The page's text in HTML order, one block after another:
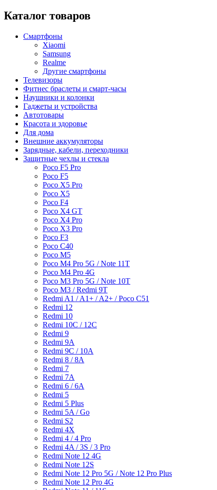
Каталог товаров
Смартфоны
Xiaomi
Samsung
Realme
Другие смартфоны
Телевизоры
Фитнес браслеты и смарт-часы
Наушники и колонки
Гаджеты и устройства
Автотовары
Красота и здоровье
Для дома
Внешние аккумуляторы
Зарядные, кабели, переходники
Защитные чехлы и стекла
Poco F5 Pro
Poco F5
Poco X5 Pro
Poco X5
Poco F4
Poco X4 GT
Poco X4 Pro
Poco X3 Pro
Poco F3
Poco C40
Poco M5
Poco M4 Pro 5G / Note 11T
Poco M4 Pro 4G
Poco M3 Pro 5G / Note 10T
Poco M3 / Redmi 9T
Redmi A1 / A1+ / A2+ / Poco C51
Redmi 12
Redmi 10
Redmi 10C / 12C
Redmi 9
Redmi 9A
Redmi 9C / 10A
Redmi 8 / 8A
Redmi 7
Redmi 7A
Redmi 6 / 6A
Redmi 5
Redmi 5 Plus
Redmi 5A / Go
Redmi S2
Redmi 4X
Redmi 4 / 4 Pro
Redmi 4A / 3S / 3 Pro
Redmi Note 12 4G
Redmi Note 12S
Redmi Note 12 Pro 5G / Note 12 Pro Plus
Redmi Note 12 Pro 4G